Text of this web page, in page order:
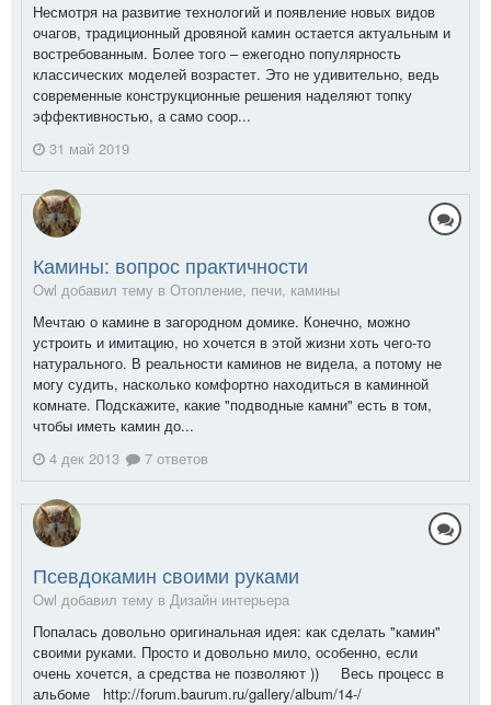
Несмотря на развитие технологий и появление новых видов
очагов, традиционный дровяной камин остается актуальным и
востребованным. Более того – ежегодно популярность
классических моделей возрастет. Это не удивительно, ведь
современные конструкционные решения наделяют топку
эффективностью, а само соор...
31 май 2019
Камины: вопрос практичности
Owl добавил тему в Отопление, печи, камины
Мечтаю о камине в загородном домике. Конечно, можно
устроить и имитацию, но хочется в этой жизни хоть чего-то
натурального. В реальности каминов не видела, а потому не
могу судить, насколько комфортно находиться в каминной
комнате. Подскажите, какие "подводные камни" есть в том,
чтобы иметь камин до...
4 дек 2013
7 ответов
Псевдокамин своими руками
Owl добавил тему в Дизайн интерьера
Попалась довольно оригинальная идея: как сделать "камин"
своими руками. Просто и довольно мило, особенно, если
очень хочется, а средства не позволяют )) Весь процесс в
альбоме http://forum.baurum.ru/gallery/album/14-/